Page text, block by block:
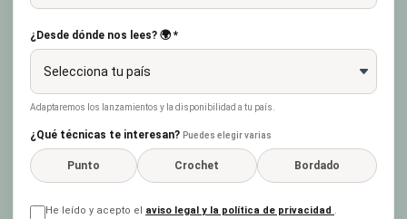
¿Desde dónde nos lees? 🌍 *
Adaptaremos los lanzamientos y la disponibilidad a tu país.
¿Qué técnicas te interesan? Puedes elegir varias
Punto Crochet Bordado
He leído y acepto el aviso legal y la política de privacidad .